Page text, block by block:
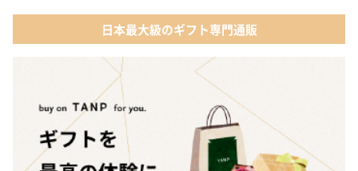
04 ファッション小物
05 入浴剤・バスケア
03 ショコラフレナチュール
04 ＜クランチチョコレート＞ダーク＆ミルク＆キャラメル＆ホワ
イト 60g
05 葉山のショコラ・カロ＜4個入＞
日本最大級のギフト専門通販